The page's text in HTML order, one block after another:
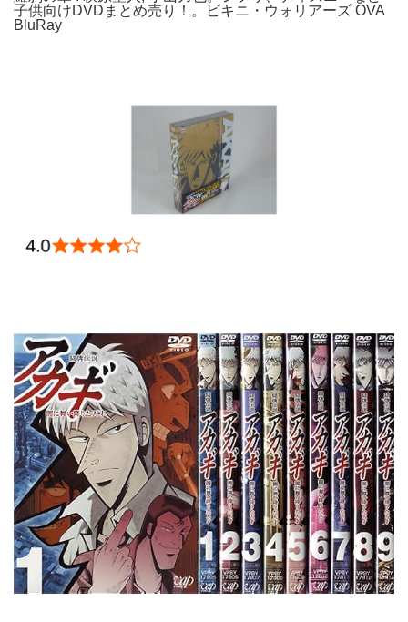
子供向けDVDまとめ売り！。ビキニ・ウォリアーズ OVA
BluRay